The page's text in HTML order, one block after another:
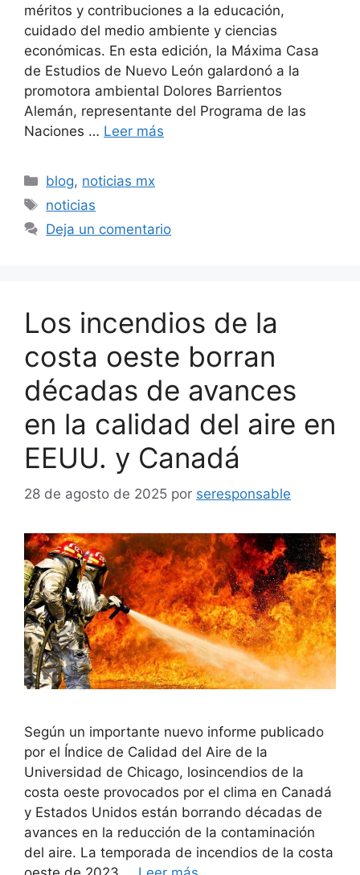
méritos y contribuciones a la educación,
cuidado del medio ambiente y ciencias
económicas. En esta edición, la Máxima Casa
de Estudios de Nuevo León galardonó a la
promotora ambiental Dolores Barrientos
Alemán, representante del Programa de las
Naciones … Leer más
Categorías
blog, noticias mx
Etiquetas
noticias
Deja un comentario
Los incendios de la
costa oeste borran
décadas de avances
en la calidad del aire en
EEUU. y Canadá
28 de agosto de 2025 por seresponsable
Según un importante nuevo informe publicado
por el Índice de Calidad del Aire de la
Universidad de Chicago, losincendios de la
costa oeste provocados por el clima en Canadá
y Estados Unidos están borrando décadas de
avances en la reducción de la contaminación
del aire. La temporada de incendios de la costa